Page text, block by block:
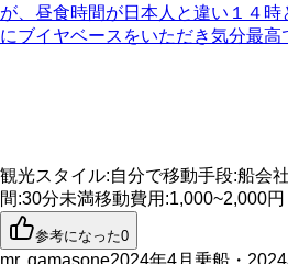
が、昼食時間が日本人と違い１４
にブイヤベースをいただき気分最高
観光スタイル:自分で移動手段:船会
間:30分未満移動費用 :1,000~2,000円
参考になった0
mr. gamasone2024年4月乗船・